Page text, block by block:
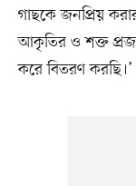
গাছকে জনপ্রিয়
আকৃতির ও শক্ত
করে বিতরণ করছি।’